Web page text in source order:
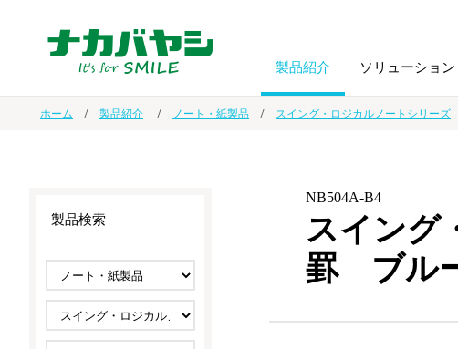
製品紹介
ノート・紙製品
スマートフォン・
タブレット関連
ソリューション
オーダー手帳・ノベルティ制作
ドキュメントスキャニングサービス
IR情報
サステナビリティ
ホーム 製品紹介 ノート・紙製品 スイング・ロジカルノートシリーズ
NB504A-B4
スイン
罫 ブル
製品検索